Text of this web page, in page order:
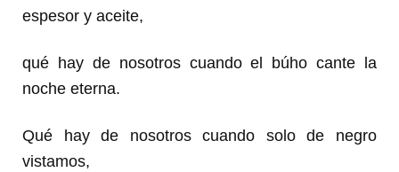
espesor y aceite,
qué hay de nosotros cuando el búho cante la
noche eterna.
Qué hay de nosotros cuando solo de negro
vistamos,